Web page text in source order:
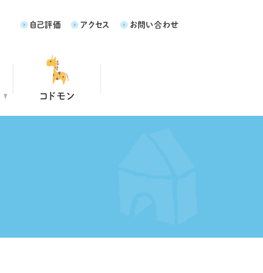
コドモン
自己評価 アクセス お問い合わせ